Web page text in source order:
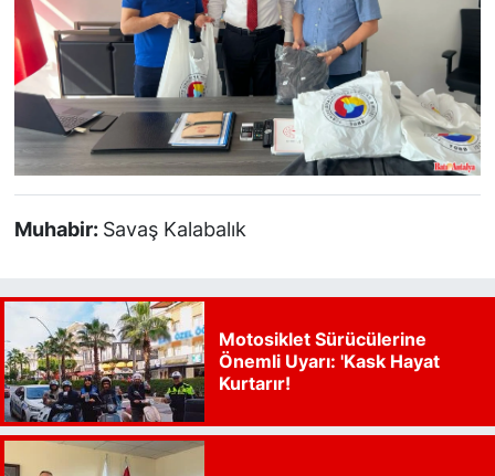
Muhabir: Savaş Kalabalık
Motosiklet Sürücülerine
Önemli Uyarı: 'Kask Hayat
Kurtarır!